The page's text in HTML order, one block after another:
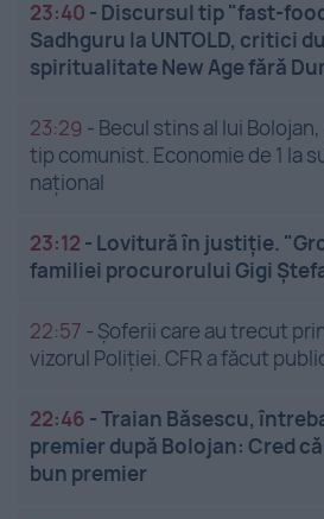
23:40 - Discursul tip "fast-
Sadhguru la UNTOLD, critici
spiritualitate New Age fără
23:29 - Becul stins al lui
tip comunist. Economie de 1 la
național
23:12 - Lovitură în justiție.
familiei procurorului Gigi
22:57 - Șoferii care au trecut
vizorul Poliției. CFR a făcut
22:46 -Traian Băsescu,
premier după Bolojan: Cred
bun premier